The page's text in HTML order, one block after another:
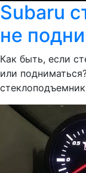
Subaru
не
Как быть, если
или